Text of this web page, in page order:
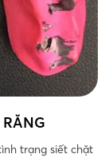
trạng siết chặt